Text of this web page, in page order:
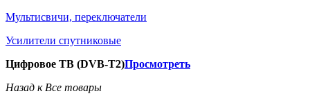
Мультисвичи, переключатели
Усилители спутниковые
Цифровое ТВ (DVB-T2)Просмотреть
Назад к Все товары